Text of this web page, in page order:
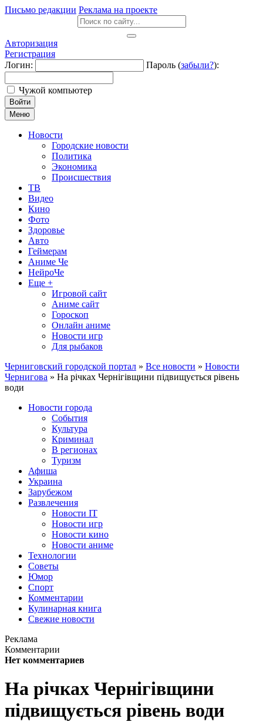
Письмо редакции Реклама на проекте
Авторизация
Регистрация
Логин:
Пароль (забыли?):
Чужой компьютер
Войти
Меню
Новости
Городские новости
Политика
Экономика
Происшествия
ТВ
Видео
Кино
Фото
Здоровье
Авто
Геймерам
Аниме Че
НейроЧе
Еще +
Игровой сайт
Аниме сайт
Гороскоп
Онлайн аниме
Новости игр
Для рыбаков
Черниговский городской портал » Все новости » Новости
Чернигова » На річках Чернігівщини підвищується рівень
води
Новости города
События
Культура
Криминал
В регионах
Туризм
Афиша
Украина
Зарубежом
Развлечения
Новости IT
Новости игр
Новости кино
Новости аниме
Технологии
Советы
Юмор
Спорт
Комментарии
Кулинарная книга
Свежие новости
Реклама
Комментарии
Нет комментариев
На річках Чернігівщини
підвищується рівень води